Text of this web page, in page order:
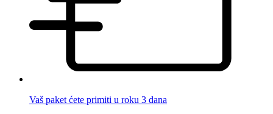
Vaš paket ćete primiti u roku 3 dana